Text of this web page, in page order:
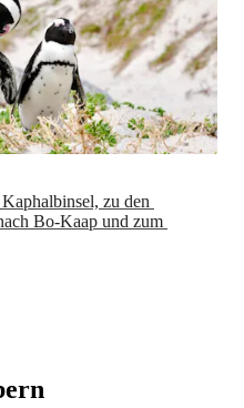
zu den
Bo-Kaap und zum